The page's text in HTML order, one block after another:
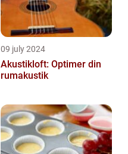
09 july 2024
Akustikloft: Optimer din
rumakustik